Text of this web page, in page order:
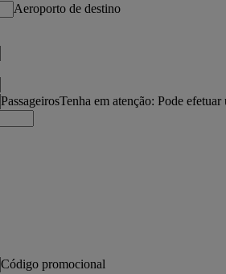
Aeroporto de destino
PassageirosTenha em atenção: Pode
Código promocional